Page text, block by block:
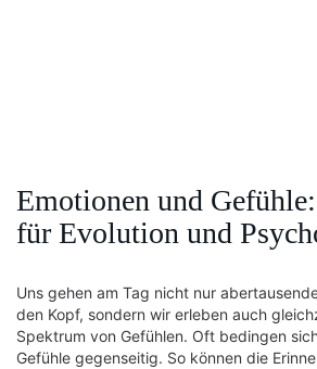
Emotionen und
für Evolution und
Uns gehen am Tag nicht nur
den Kopf, sondern wir erleben auch
Spektrum von Gefühlen. Oft bedingen
Gefühle gegenseitig. So können die